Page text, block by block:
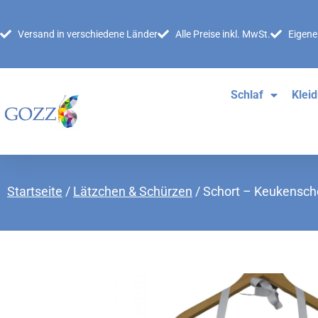
Versand in verschiedene Länder Alle Preise inkl. MwSt.
Schlaf
Startseite / Lätzchen & Schürzen / Schort –